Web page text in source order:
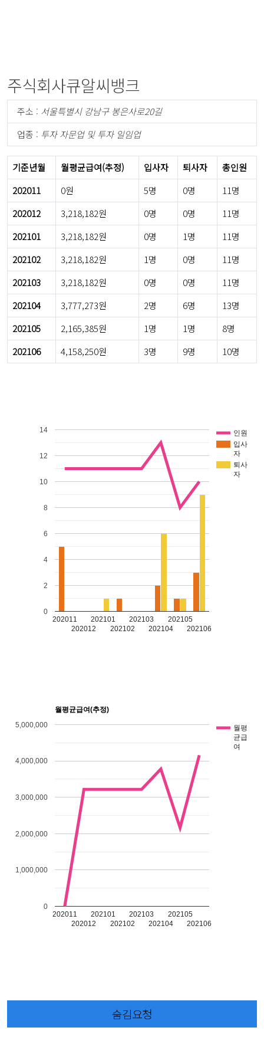
주식회사큐알씨뱅크
주소 : 서울특별시 강남구 봉은사로20길
업종 : 투자 자문업 및 투자 일임업
기준년월 월평균급여(추정) 입사자 퇴사자
총인원
202011
0원 5명 0명
11명
202012
3,218,182원 0명 0명
11명
202101
3,218,182원 0명 1명
11명
202102
3,218,182원 1명 0명
11명
202103
3,218,182원 0명 0명
11명
202104
3,777,273원 2명 6명
13명
202105
2,165,385원 1명 1명
8명
202106
4,158,250원 3명 9명 10명
인원
입사
자
퇴사
자
202011
202012
202101
202102
202103
202104
202105
202106
0
2
4
6
8
10
12
14
월평균급여(추정)
월평
균급
여
202011
202012
202101
202102
202103
202104
202105
202106
0
1,000,000
2,000,000
3,000,000
4,000,000
5,000,000
숨김요청